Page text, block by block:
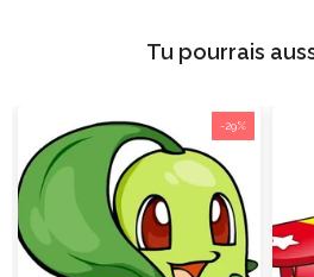
Tu pourrais
-29%